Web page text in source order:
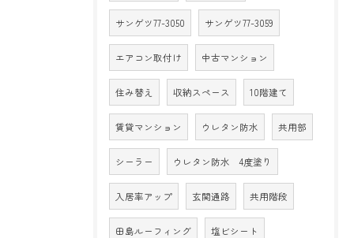
サンゲツ77-3050 サンゲツ77-3059
エアコン取付け 中古マンション
住み替え 収納スペース 10階建て
賃貸マンション ウレタン防水 共用部
シーラー ウレタン防水 4度塗り
入居率アップ 玄関通路 共用階段
田島ルーフィング 塩ビシート